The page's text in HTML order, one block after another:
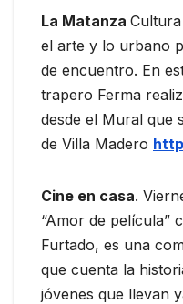
La Matanza
el arte y lo urbano
de encuentro. En
trapero Ferma
desde el Mural que
de Villa Madero
Cine en casa.
“Amor de película”
Furtado, es una
que cuenta la
jóvenes que llevan